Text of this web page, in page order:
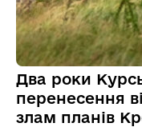
Два роки
перенесення
злам планів